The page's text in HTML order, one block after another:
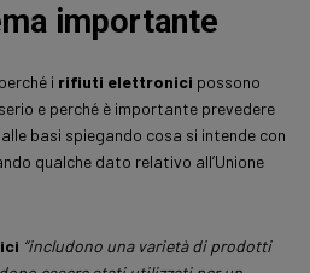
importante
i rifiuti elettronici possono
e perché è importante prevedere
basi spiegando cosa si intende con
qualche dato relativo all’Unione
“includono una varietà di prodotti